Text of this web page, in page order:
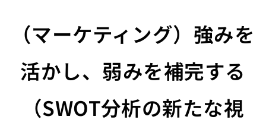
（マーケティング）強みを
活かし、弱みを補完する
（SWOT分析の新たな視